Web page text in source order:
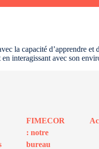
la capacité d’apprendre et
interagissant avec son
FIMECOR
: notre
bureau